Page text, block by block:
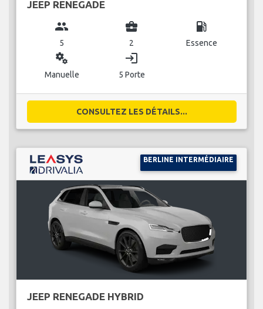
JEEP RENEGADE
group
5
business_center
2
local_gas_station
Essence
miscellaneous_services
Manuelle
login
5 Porte
CONSULTEZ LES DÉTAILS...
BERLINE INTERMÉDIAIRE
JEEP RENEGADE HYBRID